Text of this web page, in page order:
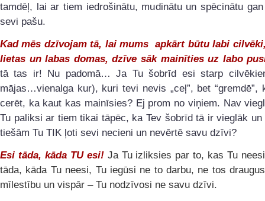
tamdēļ, lai ar tiem iedrošinātu, mudinātu un spēcinātu
sevi pašu.
Kad mēs dzīvojam tā, lai mums apkārt būtu labi
lietas un labas domas, dzīve sāk mainīties uz labo
tā tas ir! Nu padomā… Ja Tu šobrīd esi starp
mājas…vienalga kur), kuri tevi nevis „ceļ”, bet “gremdē”,
cerēt, ka kaut kas mainīsies? Ej prom no viņiem. Nav
Tu paliksi ar tiem tikai tāpēc, ka Tev šobrīd tā ir vieglāk un
tiešām Tu TIK ļoti sevi necieni un nevērtē savu dzīvi?
Esi tāda, kāda TU esi! Ja Tu izliksies par to, kas Tu
tāda, kāda Tu neesi, Tu iegūsi ne to darbu, ne tos
mīlestību un vispār – Tu nodzīvosi ne savu dzīvi.